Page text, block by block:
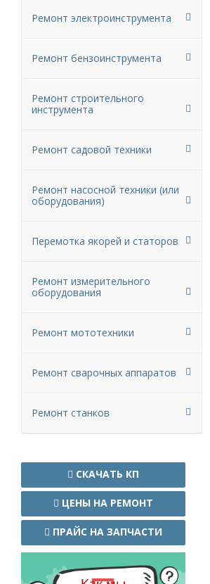
Ремонт электроинструмента
Ремонт бензоинструмента
Ремонт строительного
инструмента
Ремонт садовой техники
Ремонт насосной техники (или
оборудования)
Перемотка якорей и статоров
Ремонт измерительного
оборудования
Ремонт мототехники
Ремонт сварочных аппаратов
Ремонт станков
СКАЧАТЬ КП
ЦЕНЫ НА РЕМОНТ
ПРАЙС НА ЗАПЧАСТИ